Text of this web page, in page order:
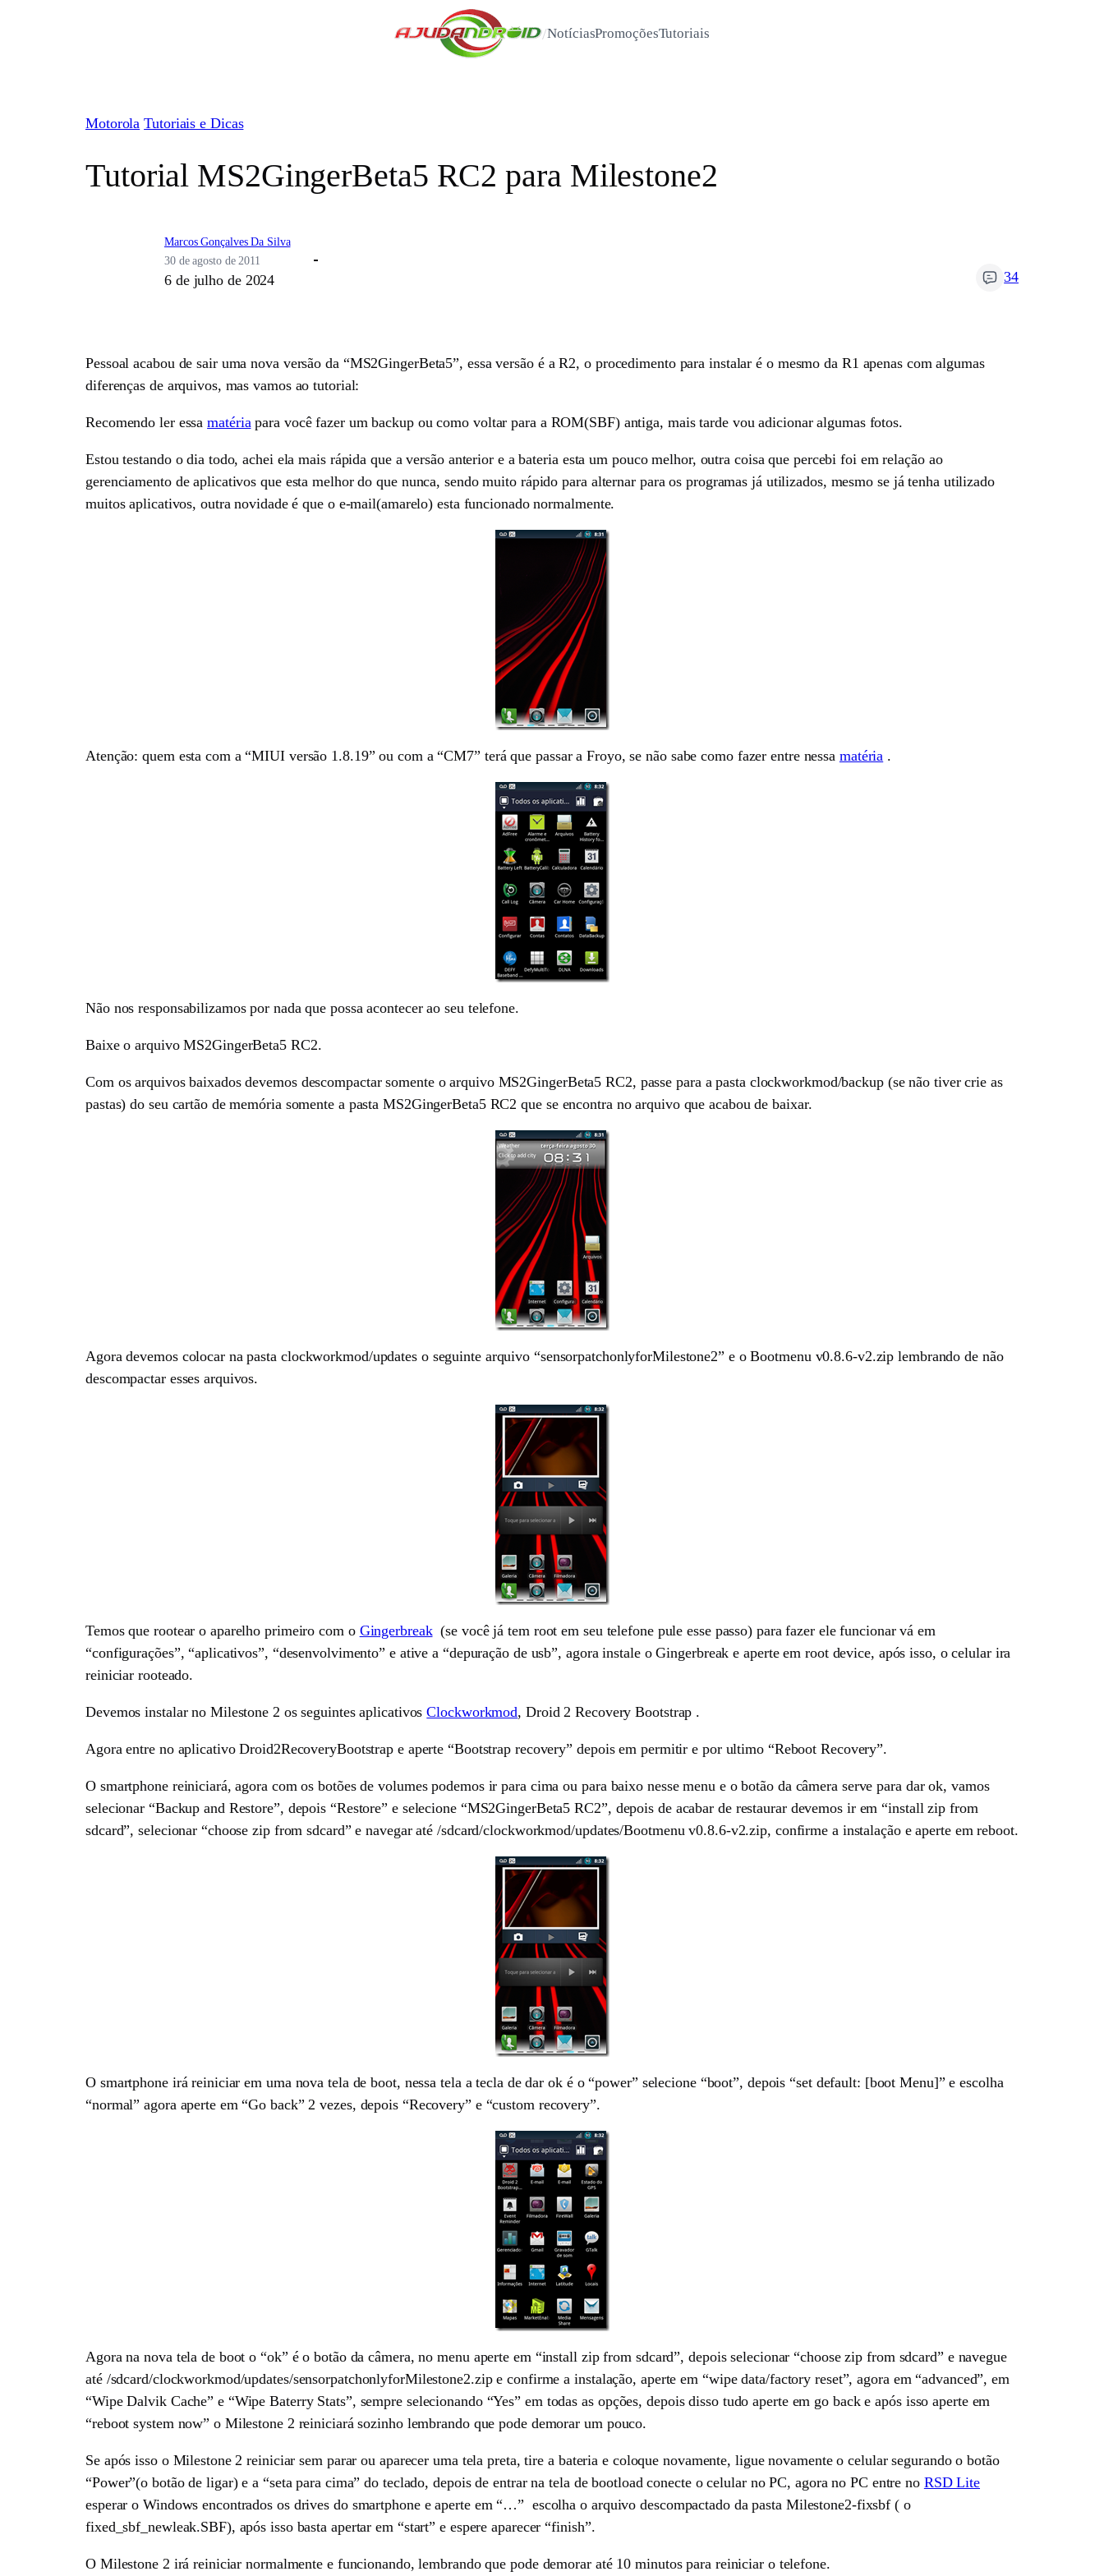
/NotíciasPromoçõesTutoriais
Motorola Tutoriais e Dicas
Tutorial MS2GingerBeta5 RC2 para Milestone2
Marcos Gonçalves Da Silva
30 de agosto de 2011
6 de julho de 2024 34
Pessoal acabou de sair uma nova versão da “MS2GingerBeta5”, essa versão é a R2, o procedimento para instalar é o mesmo da R1 apenas com algumas
diferenças de arquivos, mas vamos ao tutorial:
Recomendo ler essamatéria para você fazer um backup ou como voltar para a ROM(SBF) antiga, mais tarde vou adicionar algumas fotos.
Estou testando o dia todo, achei ela mais rápida que a versão anterior e a bateria esta um pouco melhor, outra coisa que percebi foi em relação ao
gerenciamento de aplicativos que esta melhor do que nunca, sendo muito rápido para alternar para os programas já utilizados, mesmo se já tenha utilizado
muitos aplicativos, outra novidade é que o e-mail(amarelo) esta funcionado normalmente.
Atenção: quem esta com a “MIUI versão 1.8.19” ou com a “CM7” terá que passar a Froyo, se não sabe como fazer entre nessa matéria .
Não nos responsabilizamos por nada que possa acontecer ao seu telefone.
Baixe o arquivo MS2GingerBeta5 RC2.
Com os arquivos baixados devemos descompactar somente o arquivo MS2GingerBeta5 RC2, passe para a pasta clockworkmod/backup (se não tiver crie as
pastas) do seu cartão de memória somente a pasta MS2GingerBeta5 RC2 que se encontra no arquivo que acabou de baixar.
Agora devemos colocar na pasta clockworkmod/updates o seguinte arquivo “sensorpatchonlyforMilestone2” e o Bootmenu v0.8.6-v2.zip lembrando de não
descompactar esses arquivos.
Temos que rootear o aparelho primeiro com o Gingerbreak(se você já tem root em seu telefone pule esse passo) para fazer ele funcionar vá em
“configurações”, “aplicativos”, “desenvolvimento” e ative a “depuração de usb”, agora instale o Gingerbreak e aperte em root device, após isso, o celular ira
reiniciar rooteado.
Devemos instalar no Milestone 2 os seguintes aplicativosClockworkmod, Droid 2 Recovery Bootstrap .
Agora entre no aplicativo Droid2RecoveryBootstrap e aperte “Bootstrap recovery” depois em permitir e por ultimo “Reboot Recovery”.
O smartphone reiniciará, agora com os botões de volumes podemos ir para cima ou para baixo nesse menu e o botão da câmera serve para dar ok, vamos
selecionar “Backup and Restore”, depois “Restore” e selecione “MS2GingerBeta5 RC2”, depois de acabar de restaurar devemos ir em “install zip from
sdcard”, selecionar “choose zip from sdcard” e navegar até /sdcard/clockworkmod/updates/Bootmenu v0.8.6-v2.zip, confirme a instalação e aperte em reboot.
O smartphone irá reiniciar em uma nova tela de boot, nessa tela a tecla de dar ok é o “power” selecione “boot”, depois “set default: [boot Menu]” e escolha
“normal” agora aperte em “Go back” 2 vezes, depois “Recovery” e “custom recovery”.
Agora na nova tela de boot o “ok” é o botão da câmera, no menu aperte em “install zip from sdcard”, depois selecionar “choose zip from sdcard” e navegue
até /sdcard/clockworkmod/updates/sensorpatchonlyforMilestone2.zip e confirme a instalação, aperte em “wipe data/factory reset”, agora em “advanced”, em
“Wipe Dalvik Cache” e “Wipe Baterry Stats”, sempre selecionando “Yes” em todas as opções, depois disso tudo aperte em go back e após isso aperte em
“reboot system now” o Milestone 2 reiniciará sozinho lembrando que pode demorar um pouco.
Se após isso o Milestone 2 reiniciar sem parar ou aparecer uma tela preta, tire a bateria e coloque novamente, ligue novamente o celular segurando o botão
“Power”(o botão de ligar) e a “seta para cima” do teclado, depois de entrar na tela de bootload conecte o celular no PC, agora no PC entre no RSD Lite
esperar o Windows encontrados os drives do smartphone e aperte em “…” escolha o arquivo descompactado da pasta Milestone2-fixsbf ( o
fixed_sbf_newleak.SBF), após isso basta apertar em “start” e espere aparecer “finish”.
O Milestone 2 irá reiniciar normalmente e funcionando, lembrando que pode demorar até 10 minutos para reiniciar o telefone.